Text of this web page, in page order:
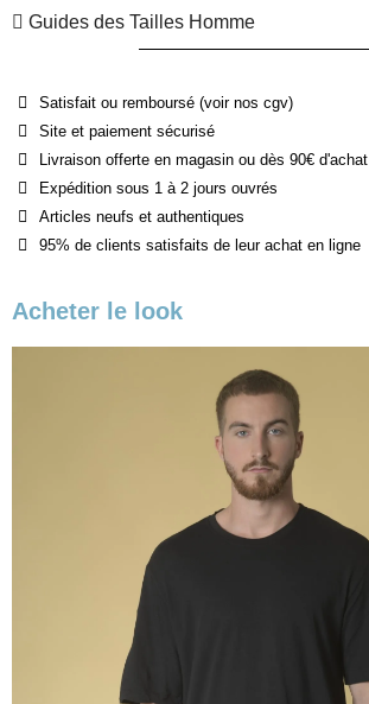
Guides des Tailles Homme
Satisfait ou remboursé (voir nos cgv)
Site et paiement sécurisé
Livraison offerte en magasin ou dès 90€ d'achat
Expédition sous 1 à 2 jours ouvrés
Articles neufs et authentiques
95% de clients satisfaits de leur achat en ligne
Acheter le look